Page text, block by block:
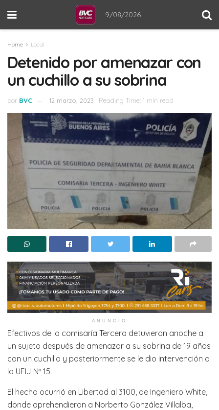
9/08/2026
Home Local
Detenido por amenazar con
un cuchillo a su sobrina
por BVC 12 marzo, 2023 Reading Time: 1 min read
ANUNCIO
Efectivos de la comisaría Tercera detuvieron anoche a
un sujeto después de amenazar a su sobrina de 19 años
con un cuchillo y posteriormente se le dio intervención a
la UFIJ Nº 15.
El hecho ocurrió en Libertad al 3100, de Ingeniero White,
donde aprehendieron a Norberto González Villalba,